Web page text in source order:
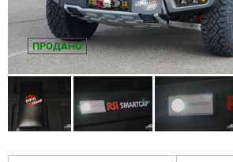
ПРОДАНО